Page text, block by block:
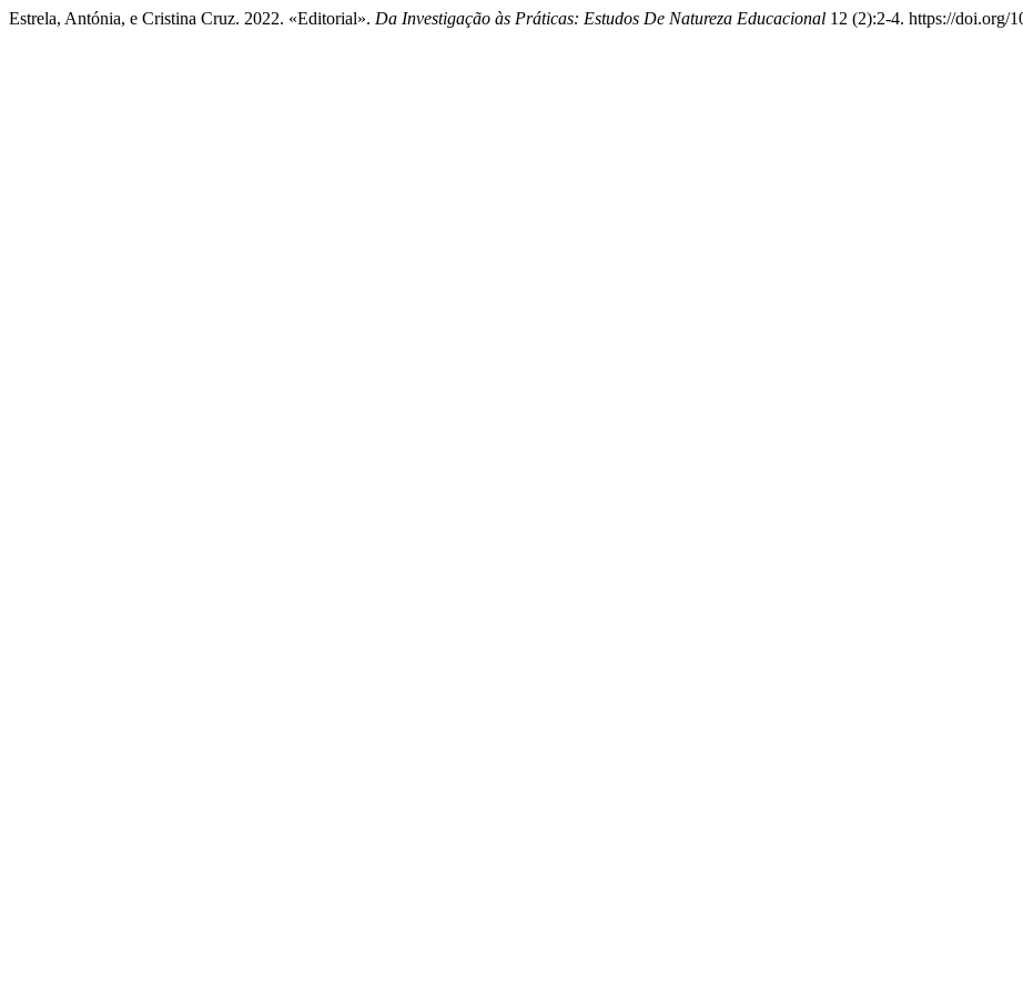
Estrela, Antónia, e Cristina Cruz. 2022. «Editorial». Da Investigação às Práticas: Estudos De Natureza Educacional 12 (2):2-4. https://doi.org/